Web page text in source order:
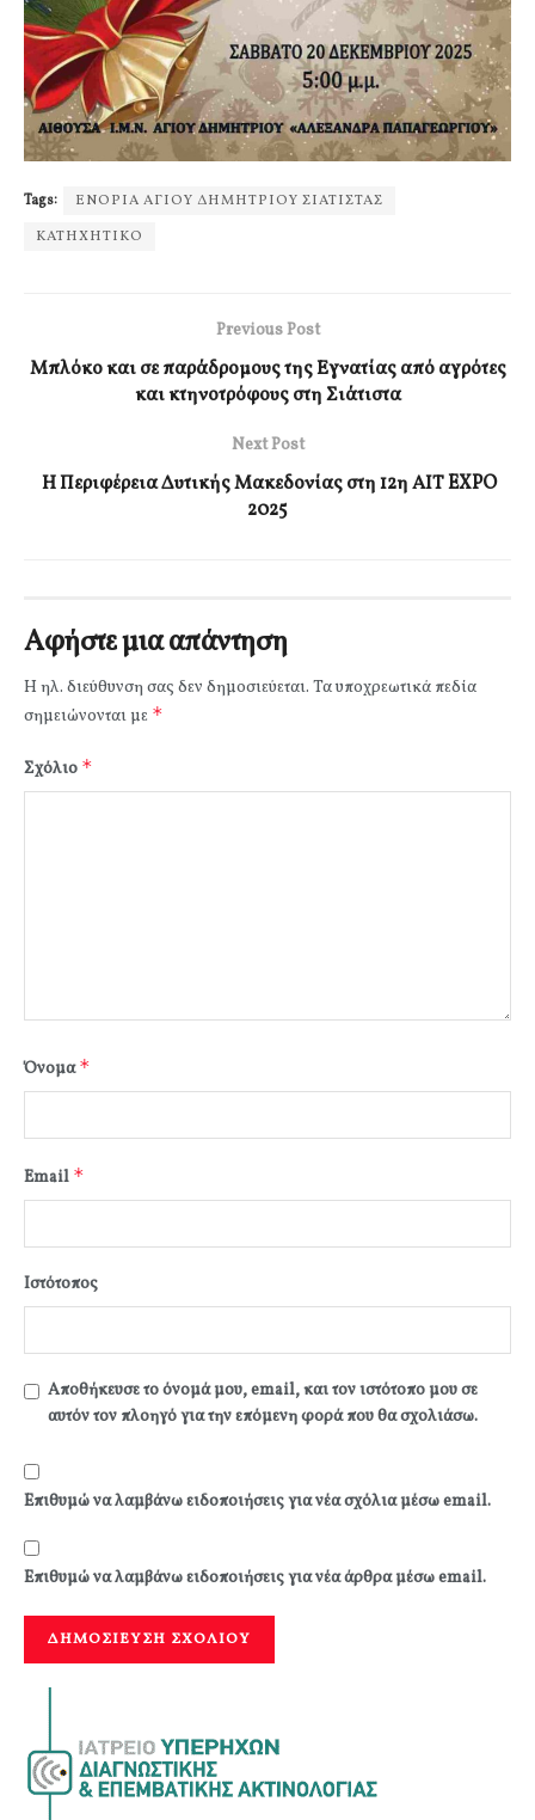
Tags:
ΕΝΟΡΙΑ ΑΓΙΟΥ ΔΗΜΗΤΡΙΟΥ ΣΙΑΤΙΣΤΑΣ
ΚΑΤΗΧΗΤΙΚΟ
Previous Post
Μπλόκο και σε παράδρομους της Εγνατίας από αγρότες
και κτηνοτρόφους στη Σιάτιστα
Next Post
Η Περιφέρεια Δυτικής Μακεδονίας στη 12η ΑΙΤ EXPO
2025
Αφήστε μια απάντηση
Η ηλ. διεύθυνση σας δεν δημοσιεύεται. Τα υποχρεωτικά πεδία
σημειώνονται με *
Σχόλιο *
Όνομα*
Email *
Ιστότοπος
Αποθήκευσε το όνομά μου, email, και τον ιστότοπο μου σε
αυτόν τον πλοηγό για την επόμενη φορά που θα σχολιάσω.
Επιθυμώ να λαμβάνω ειδοποιήσεις για νέα σχόλια μέσω email.
Επιθυμώ να λαμβάνω ειδοποιήσεις για νέα άρθρα μέσω email.